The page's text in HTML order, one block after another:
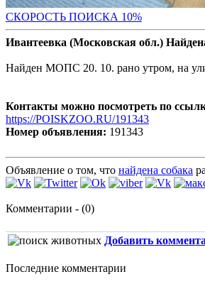
СКОРОСТЬ ПОИСКА 10%
Ивантеевка (Московская обл.)
Найден МОПС 20. 10. рано утром, на
Контакты можно посмотреть по
https://POISKZOO.RU/191343
Номер объявления: 191343
Объявление о том, что найдена собака
Комментарии - (0)
Добавить
Последние комментарии